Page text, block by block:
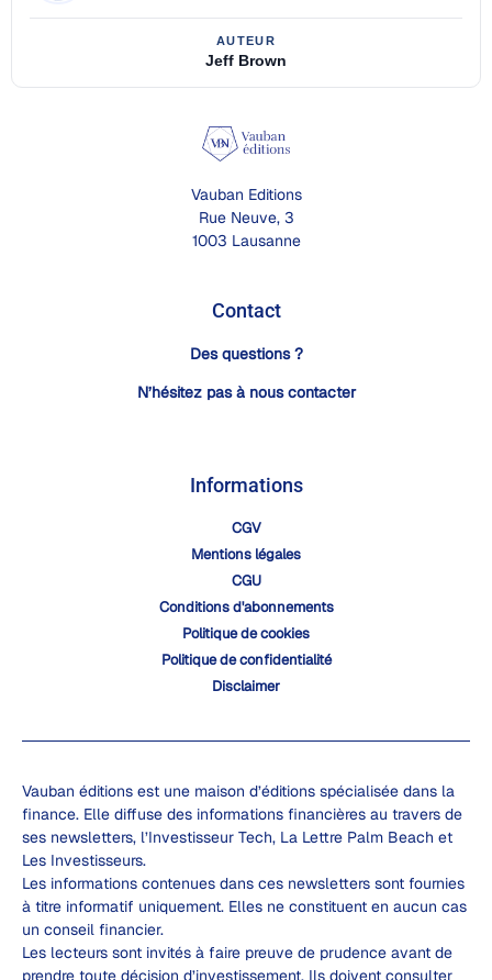
Jeff Brown
Vauban Editions
Rue Neuve, 3
1003 Lausanne
Contact
Des questions ?
N’hésitez pas à nous contacter
Informations
CGV
Mentions légales
CGU
Conditions d'abonnements
Politique de cookies
Politique de confidentialité
Disclaimer
Vauban éditions est une maison d’éditions spécialisée dans la
finance. Elle diffuse des informations financières au travers de
ses newsletters, l’Investisseur Tech, La Lettre Palm Beach et
Les Investisseurs.
Les informations contenues dans ces newsletters sont fournies
à titre informatif uniquement. Elles ne constituent en aucun cas
un conseil financier.
Les lecteurs sont invités à faire preuve de prudence avant de
prendre toute décision d’investissement. Ils doivent consulter